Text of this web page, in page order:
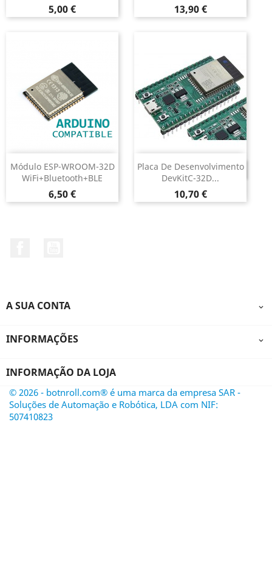
Preço
5,00 € Preço
13,90 €
Módulo ESP-WROOM-32D
WiFi+Bluetooth+BLE
Preço
6,50 €
Placa De Desenvolvimento
DevKitC-32D...
Preço
10,70 €
DESCONTINUADO
A SUA CONTA 
INFORMAÇÕES 
INFORMAÇÃO DA LOJA
© 2026 - botnroll.com® é uma marca da empresa SAR -
Soluções de Automação e Robótica, LDA com NIF:
507410823